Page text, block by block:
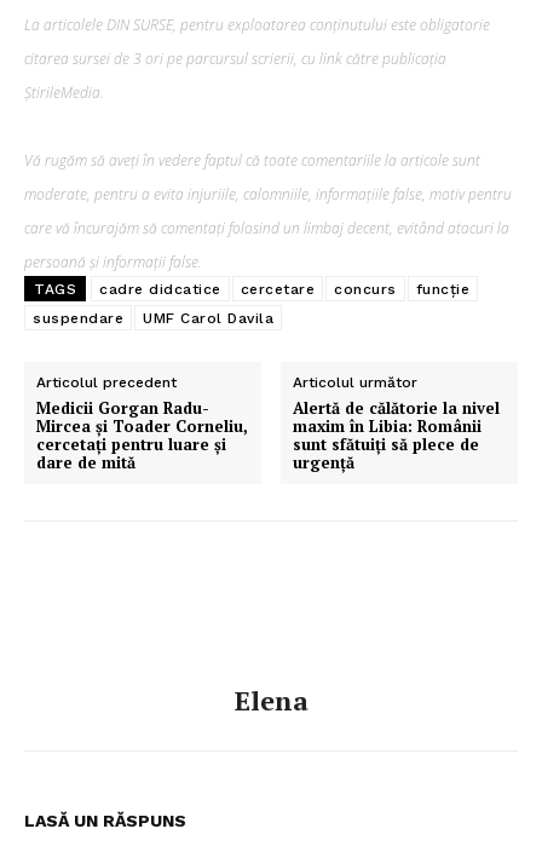
La articolele DIN SURSE, pentru exploatarea conținutului este obligatorie
citarea sursei de 3 ori pe parcursul scrierii, cu link către publicația
ȘtirileMedia.
Vă rugăm să aveți în vedere faptul că toate comentariile la articole sunt
moderate, pentru a evita injuriile, calomniile, informațiile false, motiv pentru
care vă încurajăm să comentați folosind un limbaj decent, evitând atacuri la
persoană și informații false.
TAGS cadre didcatice cercetare concurs
funcție
suspendare
UMF Carol Davila
Articolul precedent
Medicii Gorgan Radu-
Mircea și Toader Corneliu,
cercetați pentru luare și
dare de mită
Articolul următor
Alertă de călătorie la nivel
maxim în Libia: Românii
sunt sfătuiți să plece de
urgență
Elena
LASĂ UN RĂSPUNS